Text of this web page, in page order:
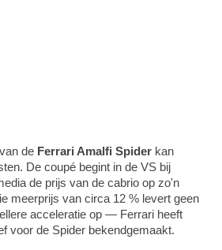
de Ferrari Amalfi Spider kan
De coupé begint in de VS bij
de prijs van de cabrio op zo'n
meerprijs van circa 12 % levert geen
acceleratie op — Ferrari heeft
voor de Spider bekendgemaakt.